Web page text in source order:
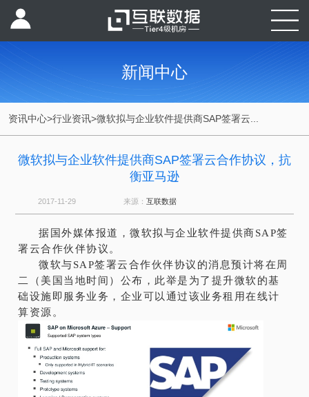
新闻中心
资讯中心>行业资讯>微软拟与企业软件提供商SAP签署云...
微软拟与企业软件提供商SAP签署云合作协议，抗
衡亚马逊
2017-11-29 来源： 互联数据
据国外媒体报道，微软拟与企业软件提供商SAP签
署云合作伙伴协议。
微软与SAP签署云合作伙伴协议的消息预计将在周
二（美国当地时间）公布，此举是为了提升微软的基
础设施即服务业务，企业可以通过该业务租用在线计
算资源。